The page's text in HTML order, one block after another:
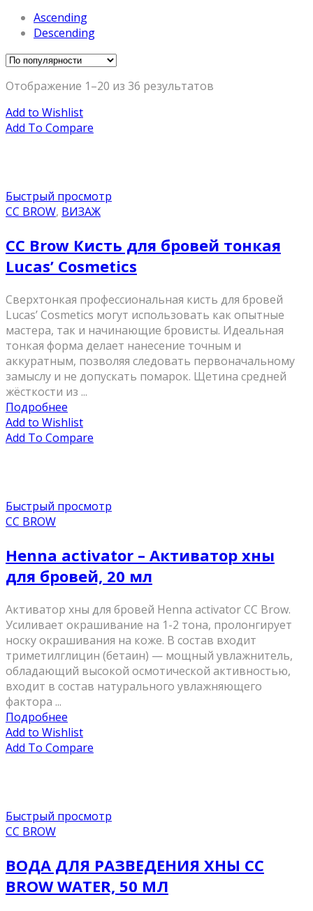
Ascending
Descending
Отображение 1–20 из 36 результатов
Add to Wishlist
Add To Compare
Быстрый просмотр
CC BROW, ВИЗАЖ
CC Brow Кисть для бровей тонкая
Lucas’ Cosmetics
Сверхтонкая профессиональная кисть для бровей
Lucas’ Cosmetics могут использовать как опытные
мастера, так и начинающие бровисты. Идеальная
тонкая форма делает нанесение точным и
аккуратным, позволяя следовать первоначальному
замыслу и не допускать помарок. Щетина средней
жёсткости из ...
Подробнее
Add to Wishlist
Add To Compare
Быстрый просмотр
CC BROW
Henna activator – Активатор хны
для бровей, 20 мл
Активатор хны для бровей Henna activator CC Brow.
Усиливает окрашивание на 1-2 тона, пролонгирует
носку окрашивания на коже. В состав входит
триметилглицин (бетаин) — мощный увлажнитель,
обладающий высокой осмотической активностью,
входит в состав натурального увлажняющего
фактора ...
Подробнее
Add to Wishlist
Add To Compare
Быстрый просмотр
CC BROW
ВОДА ДЛЯ РАЗВЕДЕНИЯ ХНЫ CC
BROW WATER, 50 МЛ